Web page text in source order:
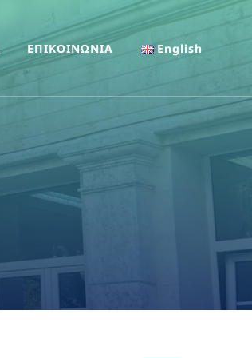
ΕΠΙΚΟΙΝΩΝΙΑ English